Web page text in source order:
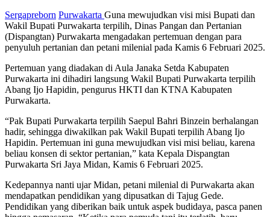
Sergapreborn Purwakarta Guna mewujudkan visi misi Bupati dan
Wakil Bupati Purwakarta terpilih, Dinas Pangan dan Pertanian
(Dispangtan) Purwakarta mengadakan pertemuan dengan para
penyuluh pertanian dan petani milenial pada Kamis 6 Februari 2025.
Pertemuan yang diadakan di Aula Janaka Setda Kabupaten
Purwakarta ini dihadiri langsung Wakil Bupati Purwakarta terpilih
Abang Ijo Hapidin, pengurus HKTI dan KTNA Kabupaten
Purwakarta.
“Pak Bupati Purwakarta terpilih Saepul Bahri Binzein berhalangan
hadir, sehingga diwakilkan pak Wakil Bupati terpilih Abang Ijo
Hapidin. Pertemuan ini guna mewujudkan visi misi beliau, karena
beliau konsen di sektor pertanian,” kata Kepala Dispangtan
Purwakarta Sri Jaya Midan, Kamis 6 Februari 2025.
Kedepannya nanti ujar Midan, petani milenial di Purwakarta akan
mendapatkan pendidikan yang dipusatkan di Tajug Gede.
Pendidikan yang diberikan baik untuk aspek budidaya, pasca panen